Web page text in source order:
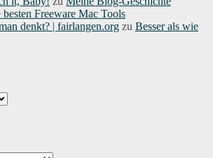
besten Freeware Mac Tools
denkt? | fairlangen.org zu Besser als wie